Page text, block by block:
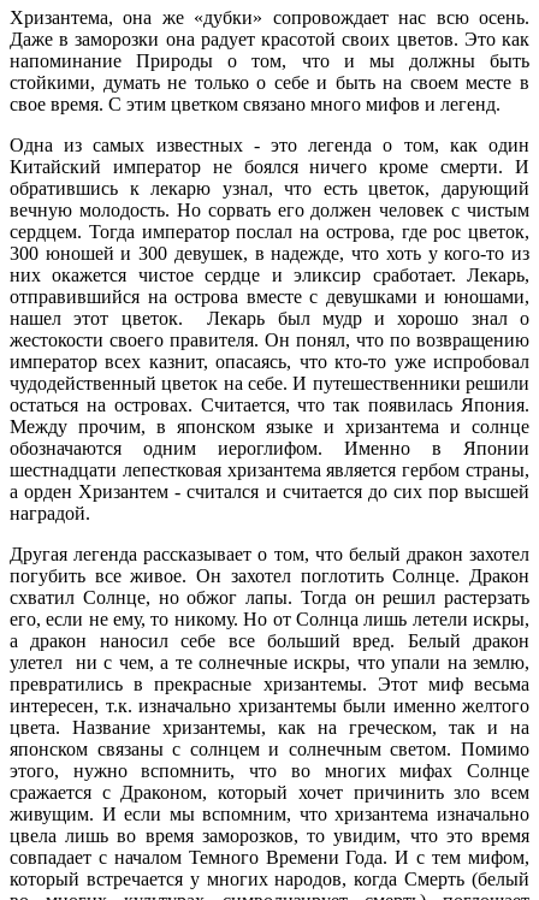
Хризантема, она же «дубки» сопровождает нас всю осень.
Даже в заморозки она радует красотой своих цветов. Это как
напоминание Природы о том, что и мы должны быть
стойкими, думать не только о себе и быть на своем месте в
свое время. С этим цветком связано много мифов и легенд.
Одна из самых известных - это легенда о том, как один
Китайский император не боялся ничего кроме смерти. И
обратившись к лекарю узнал, что есть цветок, дарующий
вечную молодость. Но сорвать его должен человек с чистым
сердцем. Тогда император послал на острова, где рос цветок,
300 юношей и 300 девушек, в надежде, что хоть у кого-то из
них окажется чистое сердце и эликсир сработает. Лекарь,
отправившийся на острова вместе с девушками и юношами,
нашел этот цветок. Лекарь был мудр и хорошо знал о
жестокости своего правителя. Он понял, что по возвращению
император всех казнит, опасаясь, что кто-то уже испробовал
чудодейственный цветок на себе. И путешественники решили
остаться на островах. Считается, что так появилась Япония.
Между прочим, в японском языке и хризантема и солнце
обозначаются одним иероглифом. Именно в Японии
шестнадцати лепестковая хризантема является гербом страны,
а орден Хризантем - считался и считается до сих пор высшей
наградой.
Другая легенда рассказывает о том, что белый дракон захотел
погубить все живое. Он захотел поглотить Солнце. Дракон
схватил Солнце, но обжог лапы. Тогда он решил растерзать
его, если не ему, то никому. Но от Солнца лишь летели искры,
а дракон наносил себе все больший вред. Белый дракон
улетел ни с чем, а те солнечные искры, что упали на землю,
превратились в прекрасные хризантемы. Этот миф весьма
интересен, т.к. изначально хризантемы были именно желтого
цвета. Название хризантемы, как на греческом, так и на
японском связаны с солнцем и солнечным светом. Помимо
этого, нужно вспомнить, что во многих мифах Солнце
сражается с Драконом, который хочет причинить зло всем
живущим. И если мы вспомним, что хризантема изначально
цвела лишь во время заморозков, то увидим, что это время
совпадает с началом Темного Времени Года. И с тем мифом,
который встречается у многих народов, когда Смерть (белый